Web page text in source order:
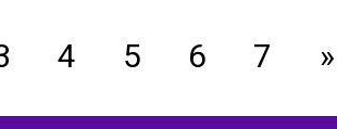
4 5 6 7 »